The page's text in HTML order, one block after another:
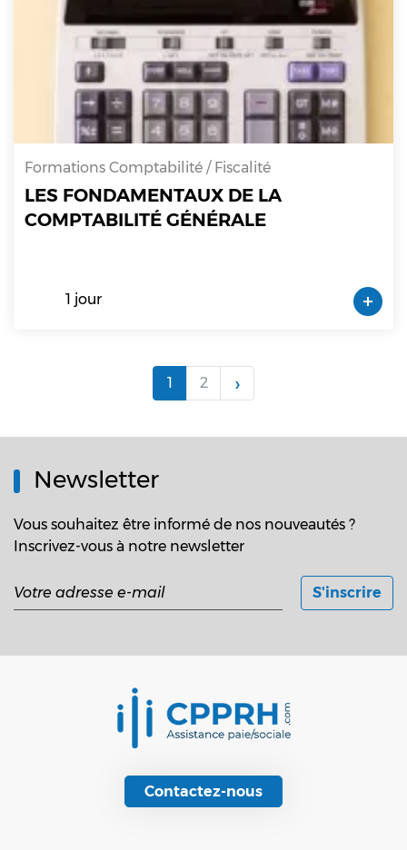
Formations Comptabilité / Fiscalité
LES FONDAMENTAUX DE LA
COMPTABILITÉ GÉNÉRALE
1 jour
1 2 ›
Newsletter
Vous souhaitez être informé de nos nouveautés ?
Inscrivez-vous à notre newsletter
Contactez-nous